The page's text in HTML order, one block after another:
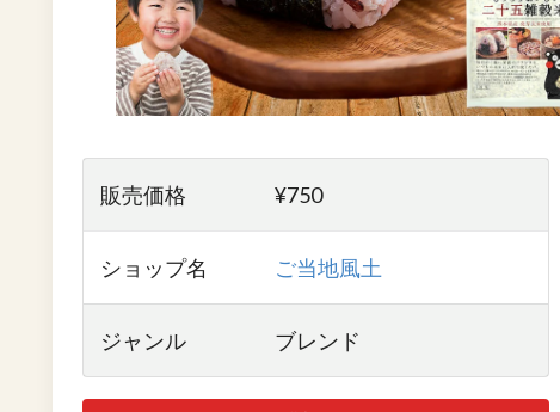
販売価格 ¥750
ショップ名 ご当地風土
ジャンル ブレンド